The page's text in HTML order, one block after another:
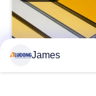
James